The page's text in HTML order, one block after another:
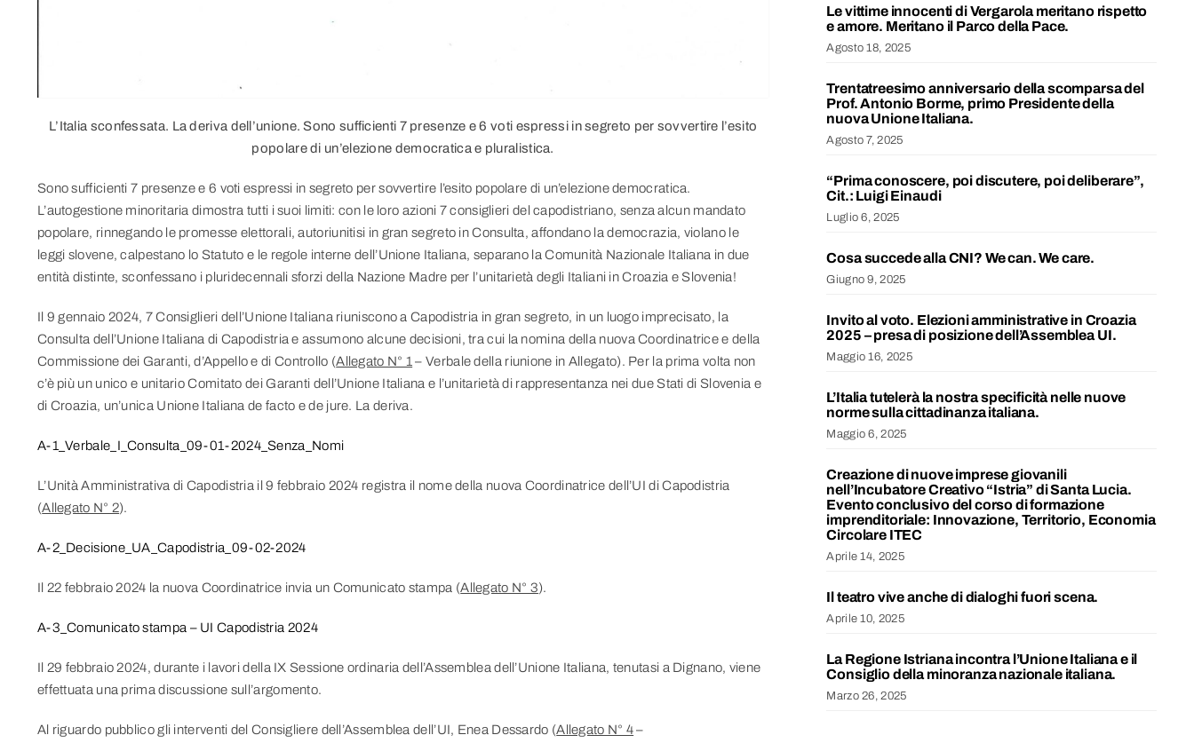
L’Italia sconfessata. La deriva dell’unione. Sono sufficienti 7 presenze e 6 voti espressi in segreto per sovvertire l’esito
popolare di un’elezione democratica e pluralistica.
Sono sufficienti 7 presenze e 6 voti espressi in segreto per sovvertire l’esito popolare di un’elezione democratica.
L’autogestione minoritaria dimostra tutti i suoi limiti: con le loro azioni 7 consiglieri del capodistriano, senza alcun mandato
popolare, rinnegando le promesse elettorali, autoriunitisi in gran segreto in Consulta, affondano la democrazia, violano le
leggi slovene, calpestano lo Statuto e le regole interne dell’Unione Italiana, separano la Comunità Nazionale Italiana in due
entità distinte, sconfessano i pluridecennali sforzi della Nazione Madre per l’unitarietà degli Italiani in Croazia e Slovenia!
Il 9 gennaio 2024, 7 Consiglieri dell’Unione Italiana riuniscono a Capodistria in gran segreto, in un luogo imprecisato, la
Consulta dell’Unione Italiana di Capodistria e assumono alcune decisioni, tra cui la nomina della nuova Coordinatrice e della
Commissione dei Garanti, d’Appello e di Controllo (Allegato N° 1 – Verbale della riunione in Allegato). Per la prima volta non
c’è più un unico e unitario Comitato dei Garanti dell’Unione Italiana e l’unitarietà di rappresentanza nei due Stati di Slovenia e
di Croazia, un’unica Unione Italiana de facto e de jure. La deriva.
A-1_Verbale_I_Consulta_09-01-2024_Senza_Nomi
L’Unità Amministrativa di Capodistria il 9 febbraio 2024 registra il nome della nuova Coordinatrice dell’UI di Capodistria
(Allegato N° 2).
A-2_Decisione_UA_Capodistria_09-02-2024
Il 22 febbraio 2024 la nuova Coordinatrice invia un Comunicato stampa (Allegato N° 3).
A-3_Comunicato stampa – UI Capodistria 2024
Il 29 febbraio 2024, durante i lavori della IX Sessione ordinaria dell’Assemblea dell’Unione Italiana, tenutasi a Dignano, viene
effettuata una prima discussione sull’argomento.
Al riguardo pubblico gli interventi del Consigliere dell’Assemblea dell’UI, Enea Dessardo (Allegato N° 4–
Le vittime innocenti di Vergarola meritano rispetto
e amore. Meritano il Parco della Pace.
Agosto 18, 2025
Trentatreesimo anniversario della scomparsa del
Prof. Antonio Borme, primo Presidente della
nuova Unione Italiana.
Agosto 7, 2025
“Prima conoscere, poi discutere, poi deliberare”,
Cit.: Luigi Einaudi
Luglio 6, 2025
Cosa succede alla CNI? We can. We care.
Giugno 9, 2025
Invito al voto. Elezioni amministrative in Croazia
2025 – presa di posizione dell’Assemblea UI.
Maggio 16, 2025
L’Italia tutelerà la nostra specificità nelle nuove
norme sulla cittadinanza italiana.
Maggio 6, 2025
Creazione di nuove imprese giovanili
nell’Incubatore Creativo “Istria” di Santa Lucia.
Evento conclusivo del corso di formazione
imprenditoriale: Innovazione, Territorio, Economia
Circolare ITEC
Aprile 14, 2025
Il teatro vive anche di dialoghi fuori scena.
Aprile 10, 2025
La Regione Istriana incontra l’Unione Italiana e il
Consiglio della minoranza nazionale italiana.
Marzo 26, 2025